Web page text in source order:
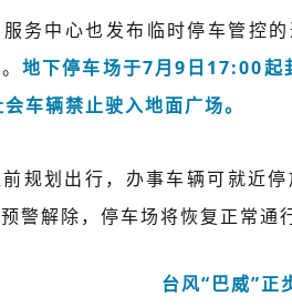
务中心也发布临时停车管控
地下停车场于7月9日17:00起
车辆禁止驶入地面广场。
规划出行，办事车辆可就近
警解除，停车场将恢复正常通
台风“巴威”正